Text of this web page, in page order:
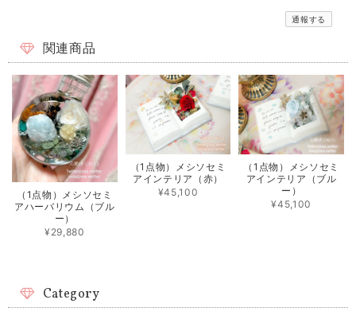
通報する
関連商品
（1点物）メシソセミ
アハーバリウム（ブル
ー）
¥29,880
（1点物）メシソセミ
アインテリア（赤）
¥45,100
（1点物）メシソセミ
アインテリア（ブル
ー）
¥45,100
Category